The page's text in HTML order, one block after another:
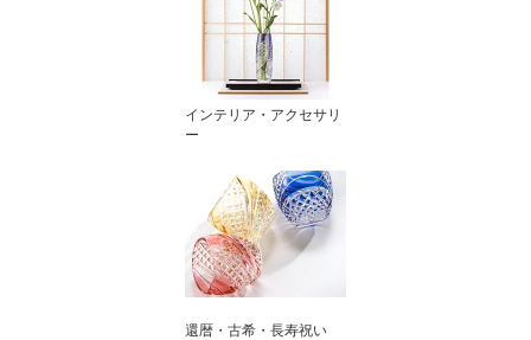
インテリア・アクセサリ
ー
還暦・古希・長寿祝い